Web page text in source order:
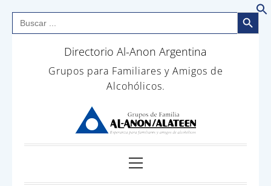
Buscar: Botón de
contenido
Directorio Al-Anon Argentina
Grupos para Familiares y Amigos de
Alcohólicos.
principal